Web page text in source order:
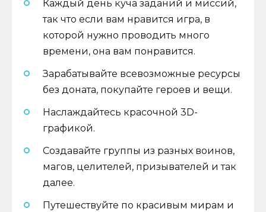
Каждый день куча заданий и миссий,
так что если вам нравится игра, в
которой нужно проводить много
времени, она вам понравится.
Зарабатывайте всевозможные ресурсы
без доната, покупайте героев и вещи.
Наслаждайтесь красочной 3D-
графикой.
Создавайте группы из разных воинов,
магов, целителей, призывателей и так
далее.
Путешествуйте по красивым мирам и